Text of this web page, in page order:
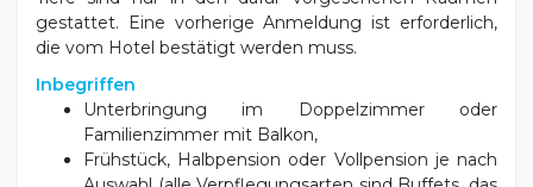
die vom Hotel bestätigt werden muss.
Inbegriffen
Unterbringung im Doppelzimmer oder
Familienzimmer mit Balkon,
Frühstück, Halbpension oder Vollpension je nach
Auswahl (alle Verpflegungsarten sind Buffets, das
Mittagessen wird in einem der Hotels serviert, in